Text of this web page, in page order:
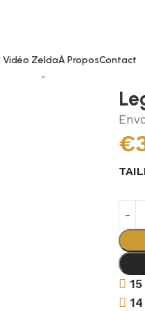
Vidéo ZeldaÀ ProposContact
€
15
14